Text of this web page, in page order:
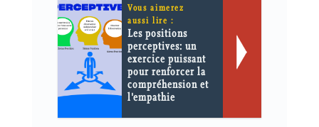
Vous aimerez
aussi lire :
Les positions
perceptives: un
exercice puissant
pour renforcer la
compréhension et
l'empathie